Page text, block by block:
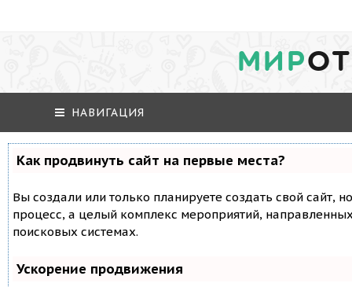
МИР
НАВИГАЦИЯ
Как продвинуть сайт на первые места?
Вы создали или только планируете создать свой сайт,
процесс, а целый комплекс мероприятий,
поисковых системах.
Ускорение продвижения